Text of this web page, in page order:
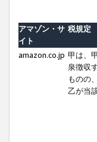
アマゾン・サ
イト
税規定
amazon.co.jp 甲は、
泉徴収
ものの
乙が当